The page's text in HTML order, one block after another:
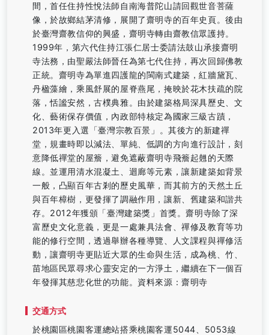
間，首任住持性悅法師自南海普陀山請回觀世音菩薩
像，於故鄉結茅清修，展開了齋明寺的百年史頁。後由
於臺灣齋教信仰的興盛，齋明寺轉由齋教信眾護持。
1999年，第六代住持江張仁居士委請法鼓山承接齋明
寺法務，由聖嚴法師晉任為第七代住持，再次回歸佛教
正統。齋明寺為單進四護龍的閩南式建築，紅牆黛瓦、
丹楹藻繪，乘風舒展的屋脊燕尾，掩映於花木扶疏的院
落，恬謐安然，古樸典雅。由於建築格局深具歷史、文
化、藝術保存價值，內政部特核定為國家三級古蹟，
2013年更入選「臺灣宗教百景」。其後方的新建禪
堂，規畫時即以減法、單純、低調的方向進行設計，刻
意降低禪堂的屋簷，避免遮蔽齋明寺飛簷起翹的天際
線。並運用清水混凝土、迴廊等元素，讓新建築如背景
一般，凸顯百年古剎的歷史風華，而其前方的天然土丘
與百年樟樹，更發揮了調融作用，讓新、舊建築和諧共
存。2012年獲頒「臺灣建築獎」首獎。齋明寺除了深
富歷史文化意義，更是一處兼具法會、禪修及教育等功
能的修行空間，透過舉辦各種導覽、人文課程與禪修活
動，讓齋明寺更貼近大眾的生命與生活，成為桃、竹、
苗地區民眾尋求心靈安定的一方淨土，繼續在下一個百
年發揮其慈悲化世的功能。資料來源：齋明寺
交通方式
於桃園區桃園客運總站搭乘桃園客運5044、5053線